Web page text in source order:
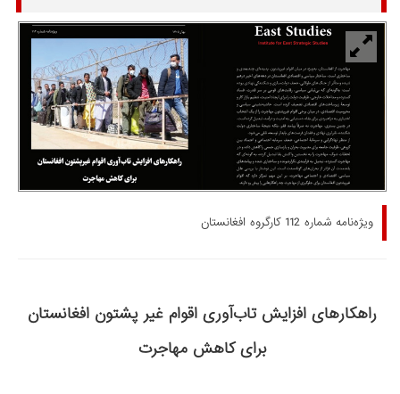
ویژه‌نامه شماره 112 کارگروه افغانستان
راهکارهای افزایش تاب‌آوری اقوام غیر پشتون افغانستان
برای کاهش مهاجرت